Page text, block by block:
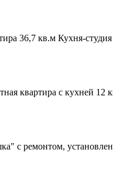
36,7 кв.м Кухня-студия
квартира с кухней 12
с ремонтом,